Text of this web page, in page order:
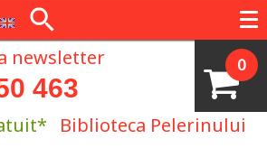
0
newsletter
463
Biblioteca Pelerinului